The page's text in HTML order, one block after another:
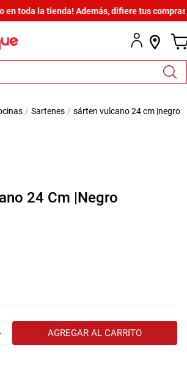
toda la tienda! Además, difiere tus compras
sartenes sárten vulcano 24 cm |negro
24 Cm |Negro
AGREGAR AL CARRITO